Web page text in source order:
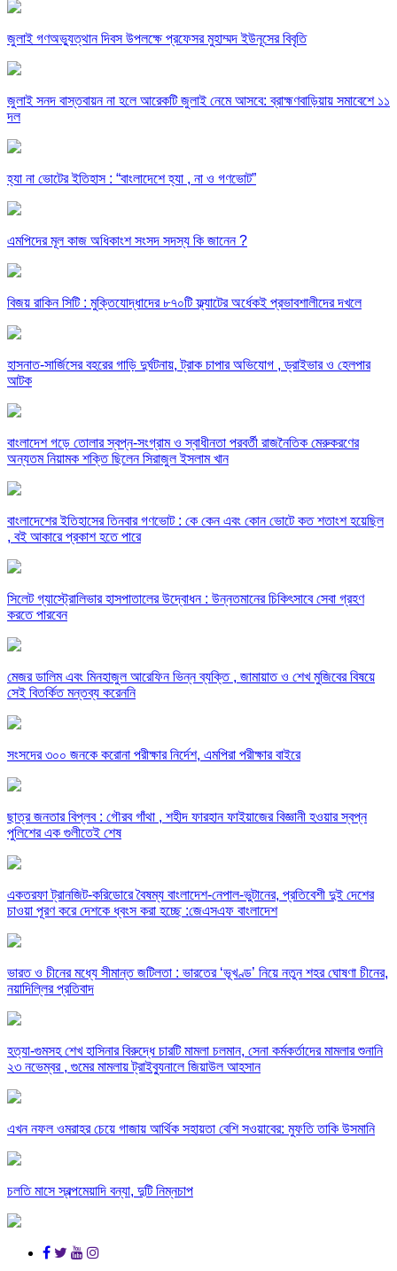
জুলাই গণঅভ্যুত্থান দিবস উপলক্ষে প্রফেসর মুহাম্মদ ইউনূসের বিবৃতি
জুলাই সনদ বাস্তবায়ন না হলে আরেকটি জুলাই নেমে আসবে: ব্রাহ্মণবাড়িয়ায় সমাবেশে ১১
দল
হ্যা না ভোটের ইতিহাস : “বাংলাদেশে হ্যা , না ও গণভোট”
এমপিদের মূল কাজ অধিকাংশ সংসদ সদস্য কি জানেন ?
বিজয় রাকিন সিটি : মুক্তিযোদ্ধাদের ৮৭০টি ফ্ল্যাটের অর্ধেকই প্রভাবশালীদের দখলে
হাসনাত-সার্জিসের বহরের গাড়ি দুর্ঘটনায়, ট্রাক চাপার অভিযোগ , ড্রাইভার ও হেলপার
আটক
বাংলাদেশ গড়ে তোলার স্বপ্ন-সংগ্রাম ও স্বাধীনতা পরবর্তী রাজনৈতিক মেরুকরণের
অন্যতম নিয়ামক শক্তি ছিলেন সিরাজুল ইসলাম খান
বাংলাদেশের ইতিহাসের তিনবার গণভোট : কে কেন এবং কোন ভোটে কত শতাংশ হয়েছিল
, বই আকারে প্রকাশ হতে পারে
সিলেট গ্যাস্ট্রোলিভার হাসপাতালের উদ্বোধন : উন্নতমানের চিকিৎসাবে সেবা গ্রহণ
করতে পারবেন
মেজর ডালিম এবং মিনহাজুল আরেফিন ভিন্ন ব্যক্তি , জামায়াত ও শেখ মুজিবের বিষয়ে
সেই বিতর্কিত মন্তব্য করেননি
সংসদের ৩০০ জনকে করোনা পরীক্ষার নির্দেশ, এমপিরা পরীক্ষার বাইরে
ছাত্র জনতার বিপ্লব : গৌরব গাঁথা , শহীদ ফারহান ফাইয়াজের বিজ্ঞানী হওয়ার স্বপ্ন
পুলিশের এক গুলীতেই শেষ
একতরফা ট্রানজিট-করিডোরে বৈষম্য বাংলাদেশ-নেপাল-ভুটানের, প্রতিবেশী দুই দেশের
চাওয়া পূরণ করে দেশকে ধ্বংস করা হচ্ছে :জেএসএফ বাংলাদেশ
ভারত ও চীনের মধ্যে সীমান্ত জটিলতা : ভারতের ‘ভূখণ্ড’ নিয়ে নতুন শহর ঘোষণা চীনের,
নয়াদিল্লির প্রতিবাদ
হত্যা-গুমসহ শেখ হাসিনার বিরুদ্ধে চারটি মামলা চলমান, সেনা কর্মকর্তাদের মামলার শুনানি
২৩ নভেম্বর , গুমের মামলায় ট্রাইব্যুনালে জিয়াউল আহসান
এখন নফল ওমরাহর চেয়ে গাজায় আর্থিক সহায়তা বেশি সওয়াবের: মুফতি তাকি উসমানি
চলতি মাসে স্বল্পমেয়াদি বন্যা, দুটি নিম্নচাপ